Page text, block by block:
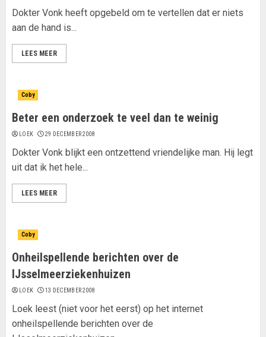
Dokter Vonk heeft opgebeld om te vertellen dat er niets
aan de hand is...
LEES MEER
Coby
Beter een onderzoek te veel dan te weinig
LOEK 29 DECEMBER 2008
Dokter Vonk blijkt een ontzettend vriendelijke man. Hij legt
uit dat ik het hele...
LEES MEER
Coby
Onheilspellende berichten over de
IJsselmeerziekenhuizen
LOEK 13 DECEMBER 2008
Loek leest (niet voor het eerst) op het internet
onheilspellende berichten over de